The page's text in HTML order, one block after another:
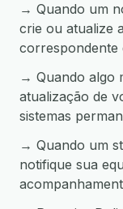
→ Quando um
crie ou atualize
correspondente
→ Quando algo
atualização de
sistemas
→ Quando um
notifique sua